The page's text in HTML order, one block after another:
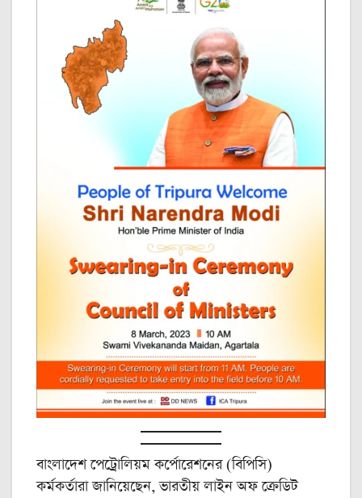
বাংলাদেশ পেট্রোলিয়ম কর্পোরেশনের (বিপিসি)
কর্মকর্তারা জানিয়েছেন, ভারতীয় লাইন অফ ক্রেডিট